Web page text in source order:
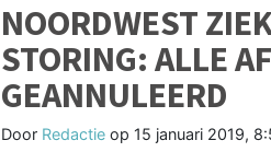
NOORDWEST
STORING: ALLE
GEANNULEERD
Door Redactie op 15 januari 2019,